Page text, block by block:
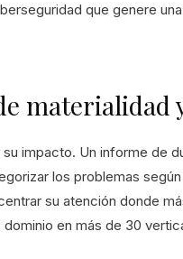
que genere
materialidad
su impacto. Un informe de
los problemas
su atención donde
en más de 30